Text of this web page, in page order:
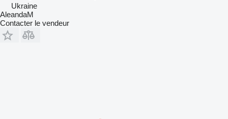
Ukraine
AleandaM
Contacter le vendeur